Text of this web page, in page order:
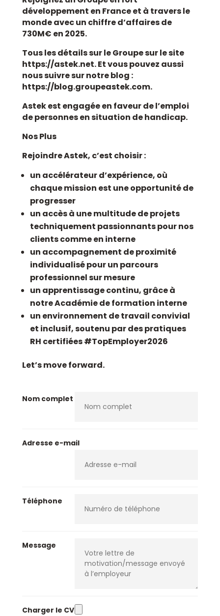
développement en France et à travers le
monde avec un chiffre d’affaires de
730M€ en 2025.
Tous les détails sur le Groupe sur le site
https://astek.net. Et vous pouvez aussi
nous suivre sur notre blog :
https://blog.groupeastek.com.
Astek est engagée en faveur de l’emploi
de personnes en situation de handicap.
Nos Plus
Rejoindre Astek, c’est choisir :
un accélérateur d’expérience, où
chaque mission est une opportunité de
progresser
un accès à une multitude de projets
techniquement passionnants pour nos
clients comme en interne
un accompagnement de proximité
individualisé pour un parcours
professionnel sur mesure
un apprentissage continu, grâce à
notre Académie de formation interne
un environnement de travail convivial
et inclusif, soutenu par des pratiques
RH certifiées #TopEmployer2026
Let’s move forward.
Nom complet
Adresse e-mail
Téléphone
Message
Charger le CV